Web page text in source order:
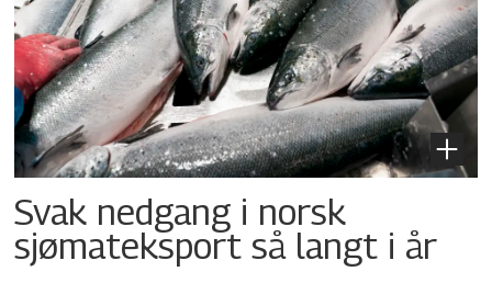
Svak nedgang i norsk
sjømateksport så langt i år